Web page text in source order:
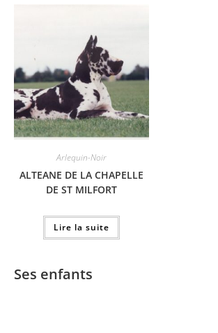
Arlequin-Noir
ALTEANE DE LA CHAPELLE
DE ST MILFORT
Lire la suite
Ses enfants